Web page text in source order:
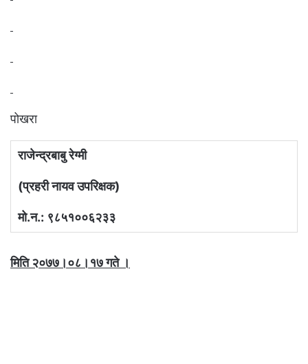
पोखरा
राजेन्द्रबाबु रेग्मी
(प्रहरी नायव उपरिक्षक)
मो.न.: ९८५१००६२३३
मिति २०७७।०८।१७ गते ।